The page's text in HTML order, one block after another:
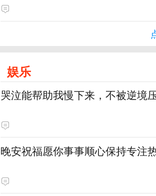
娱乐
哭泣能帮助我慢下来，不被逆境
晚安祝福愿你事事顺心保持专注